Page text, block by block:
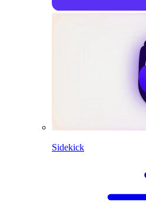
Sidekick